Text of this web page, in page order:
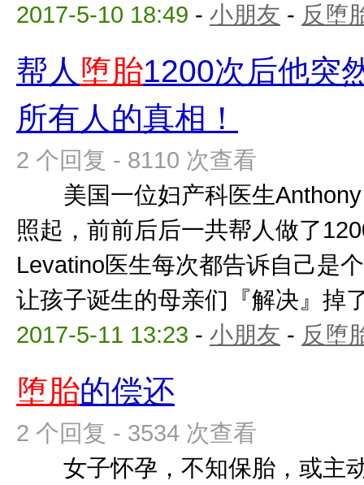
2017-5-10 18:49 - 小朋友 - 反堕
帮人 堕胎1200次后他突
所有人的真相！
2 个回复 - 8110 次查看
美国一位妇产科医生Anthony
照起，前前后后一共帮人做
Levatino医生每次都告诉自己是
让孩子诞生的母亲们『解决』掉
2017-5-11 13:23 - 小朋友 - 反堕
堕胎的偿还
2 个回复 - 3534 次查看
女子怀孕，不知保胎，或主